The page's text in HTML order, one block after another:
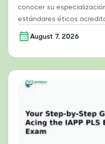
conocer su
estándares éticos
August 7, 2026